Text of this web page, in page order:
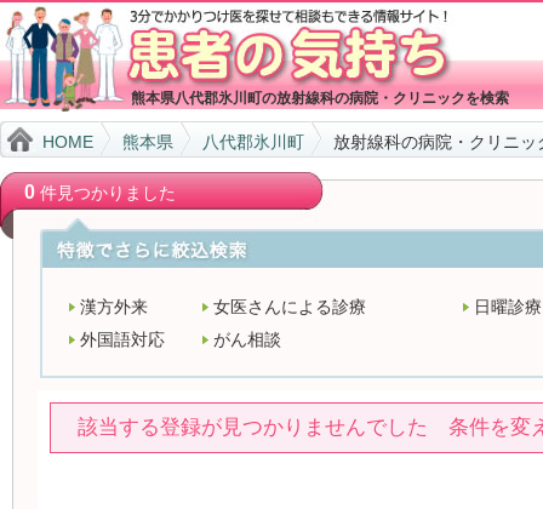
熊本県八代郡氷川町の放射線科の病院・クリニックを検索
HOME 熊本県 八代郡氷川町 放射線科の病院・クリニ
0件見つかりました
漢方外来 女医さんによる診療
日曜診療
外国語対応
がん相談
該当する登録が見つかりませんでした 条件を